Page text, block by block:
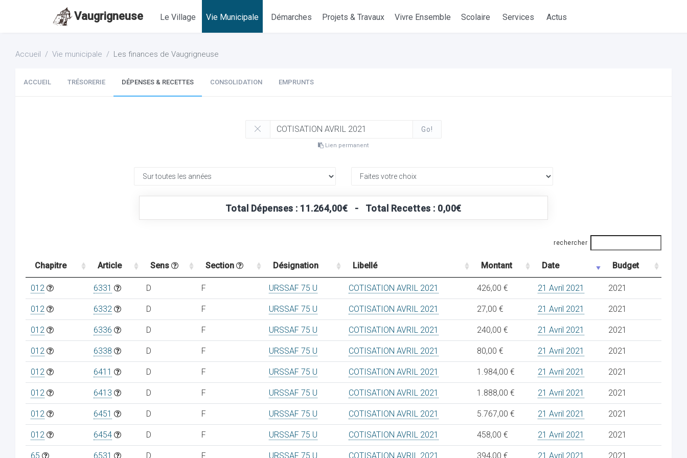
Vaugrigneuse Le Village Vie Municipale Démarches Projets & Travaux Vivre Ensemble Scolaire Services Actus
Accueil Vie municipale Les finances de Vaugrigneuse
ACCUEIL TRÉSORERIE DÉPENSES & RECETTES CONSOLIDATION EMPRUNTS
Go!
Lien permanent
Total Dépenses : 11.264,00€ - Total Recettes : 0,00€
rechercher
Chapitre Article Sens Section Désignation Libellé Montant Date Budget
012 6331 D F URSSAF 75 U COTISATION AVRIL 2021 426,00 € 21 Avril 2021 2021
012 6332 D F URSSAF 75 U COTISATION AVRIL 2021 27,00 € 21 Avril 2021 2021
012 6336 D F URSSAF 75 U COTISATION AVRIL 2021 240,00 € 21 Avril 2021 2021
012 6338 D F URSSAF 75 U COTISATION AVRIL 2021 80,00 € 21 Avril 2021 2021
012 6411 D F URSSAF 75 U COTISATION AVRIL 2021 1.984,00 € 21 Avril 2021 2021
012 6413 D F URSSAF 75 U COTISATION AVRIL 2021 1.888,00 € 21 Avril 2021 2021
012 6451 D F URSSAF 75 U COTISATION AVRIL 2021 5.767,00 € 21 Avril 2021 2021
012 6454 D F URSSAF 75 U COTISATION AVRIL 2021 458,00 € 21 Avril 2021 2021
65 6531 D F URSSAF 75 U COTISATION AVRIL 2021 394,00 € 21 Avril 2021 2021